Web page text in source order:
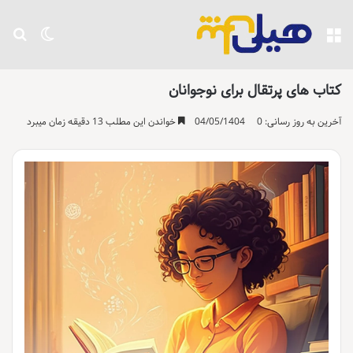
تغییر منو
کتاب های پرتقال برای نوجوانان
آخرین به روز رسانی: 04/05/1404 0 خواندن این مطلب 13 دقیقه زمان میبرد